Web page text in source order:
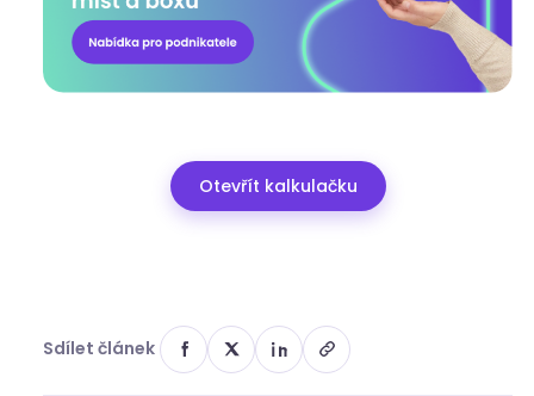
Otevřít kalkulačku
Sdílet článek